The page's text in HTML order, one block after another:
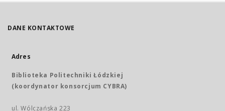
DANE KONTAKTOWE
Adres
Biblioteka Politechniki Łódzkiej
(koordynator konsorcjum CYBRA)
ul. Wólczańska 223